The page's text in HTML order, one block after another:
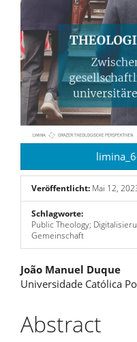
Veröffentlicht: Mai 12,
Schlagworte:
Public Theology;
Gemeinschaft
Artikelinhalt
João Manuel Duque
Universidade Católica
Abstract